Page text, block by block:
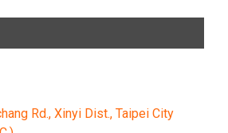
Rd., Xinyi Dist., Taipei City